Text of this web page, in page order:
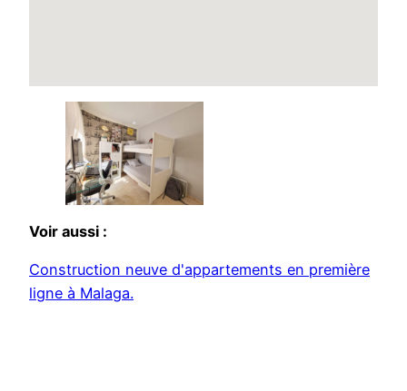
Voir aussi :
Construction neuve d'appartements en première
ligne à Malaga.